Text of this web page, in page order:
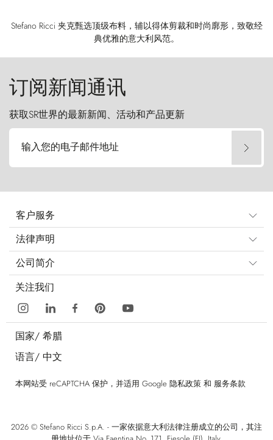
Stefano Ricci 夹克甄选顶级布料，辅以得体剪裁和时尚廓形，致敬经
典优雅的意大利风范。
订阅新闻通讯
获取SR世界的最新新闻、活动和产品更新
输入您的电子邮件地址
客户服务
法律声明
公司简介
关注我们
国家/ 希腊
语言/ 中文
本网站受 reCAPTCHA 保护，并适用 Google 隐私政策 和 服务条款
2026 © Stefano Ricci S.p.A. - 一家依据意大利法律注册成立的公司，其注